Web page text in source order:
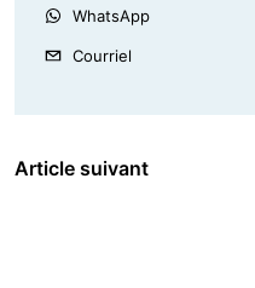
WhatsApp
Courriel
Article suivant